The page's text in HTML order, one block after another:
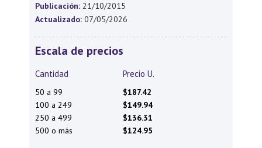
Publicación: 21/10/2015
Actualizado: 07/05/2026
Escala de precios
Cantidad Precio U.
50 a 99
$187.42
100 a 249
$149.94
250 a 499
$136.31
500 o más
$124.95